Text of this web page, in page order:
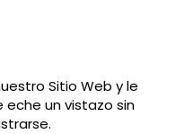
Sitio Web y le
un vistazo sin